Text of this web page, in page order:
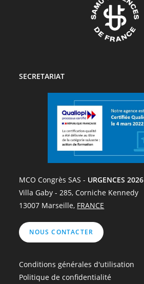
SECRETARIAT
MCO Congrès SAS - URGENCES 2026
Villa Gaby - 285, Corniche Kennedy
13007 Marseille, FRANCE
NOUS CONTACTER
Conditions générales d'utilisation
Politique de confidentialité